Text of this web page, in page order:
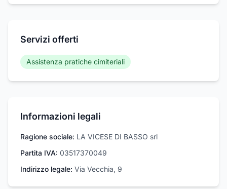
Servizi offerti
Assistenza pratiche cimiteriali
Informazioni legali
Ragione sociale: LA VICESE DI BASSO srl
Partita IVA: 03517370049
Indirizzo legale: Via Vecchia, 9